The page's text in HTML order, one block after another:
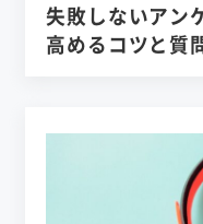
失敗しないアン
高めるコツと質